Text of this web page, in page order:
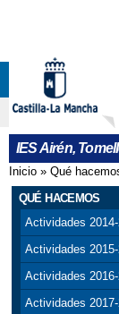
IES Airén,
Se
Inicio » Qué
QUÉ HACEMOS
Actividades
Actividades
Actividades
Actividades